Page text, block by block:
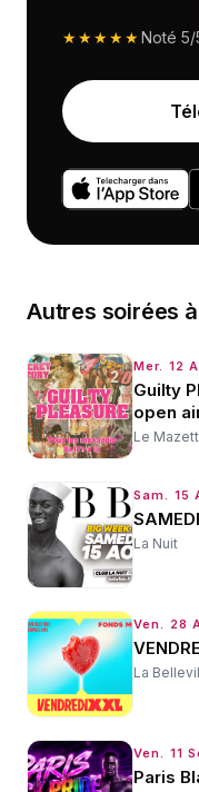
★★★★★Noté 5/
Autres soirées à
Mer. 12
Guilty
open
Le
Sam. 15
La Nuit
Ven. 28
La
Ven. 11
Paris